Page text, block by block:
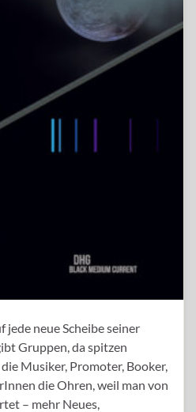
jede neue Scheibe seiner
Gruppen, da spitzen
Musiker, Promoter, Booker,
die Ohren, weil man von
– mehr Neues,